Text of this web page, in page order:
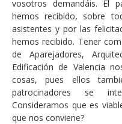
vosotros demandáis. El
hemos recibido, sobre
asistentes y por las
hemos recibido. Tener
de Aparejadores,
Edificación de Valencia
cosas, pues ellos
patrocinadores se
Consideramos que es
que nos conviene?